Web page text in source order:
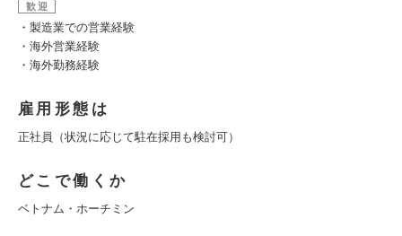
歓迎
・製造業での営業経験
・海外営業経験
・海外勤務経験
雇用形態は
正社員（状況に応じて駐在採用も検討可）
どこで働くか
ベトナム・ホーチミン